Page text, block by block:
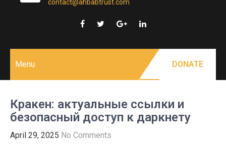
contact@ahbabtrust.com
Menu DONATE
Кракен: актуальные ссылки и
безопасный доступ к даркнету
April 29, 2025 No Comments